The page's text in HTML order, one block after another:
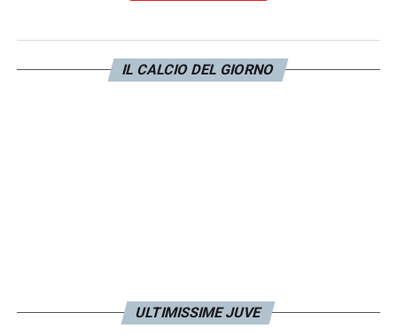
IL CALCIO DEL GIORNO
ULTIMISSIME JUVE